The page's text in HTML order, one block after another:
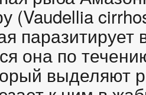
(Vaudellia
она по
выделяют